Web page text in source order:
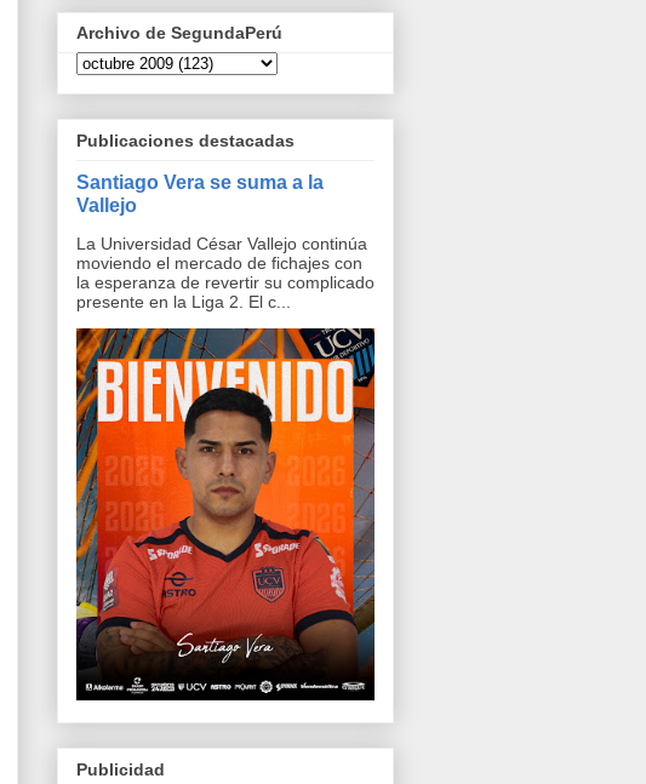
Archivo de SegundaPerú
Publicaciones destacadas
Santiago Vera se suma a la
Vallejo
La Universidad César Vallejo continúa
moviendo el mercado de fichajes con
la esperanza de revertir su complicado
presente en la Liga 2. El c...
Publicidad